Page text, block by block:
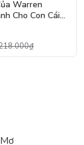
Warren
Cho Con Cái